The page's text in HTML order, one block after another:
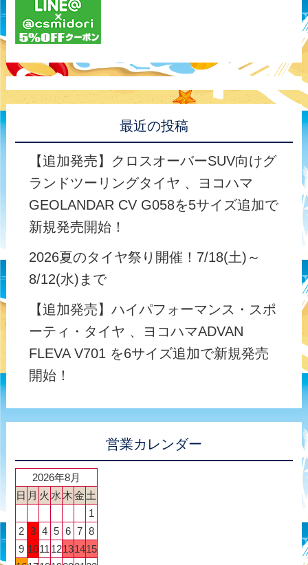
最近の投稿
【追加発売】クロスオーバーSUV向けグ
ランドツーリングタイヤ 、ヨコハマ
GEOLANDAR CV G058を5サイズ追加で
新規発売開始！
2026夏のタイヤ祭り開催！7/18(土)～
8/12(水)まで
【追加発売】ハイパフォーマンス・スポ
ーティ・タイヤ 、ヨコハマADVAN
FLEVA V701 を6サイズ追加で新規発売
開始！
営業カレンダー
2026年8月
日 月 火 水 木金 土
1
2 3 4 5 6 7 8
9 1011 12131415